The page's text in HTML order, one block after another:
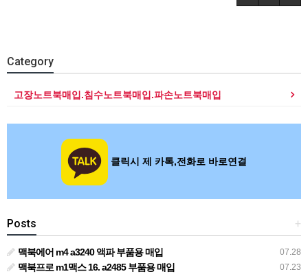
Category
고장노트북매입.침수노트북매입.파손노트북매입
클릭시 제 카톡,전화로 바로연결
+
Posts
07.28
맥북에어 m4 a3240 액파 부품용 매입
07.23
맥북프로 m1맥스 16. a2485 부품용 매입